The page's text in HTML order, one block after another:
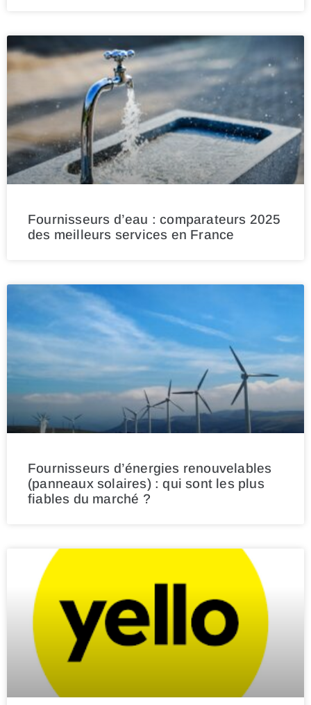
Fournisseurs d’eau : comparateurs 2025
des meilleurs services en France
Fournisseurs d’énergies renouvelables
(panneaux solaires) : qui sont les plus
fiables du marché ?